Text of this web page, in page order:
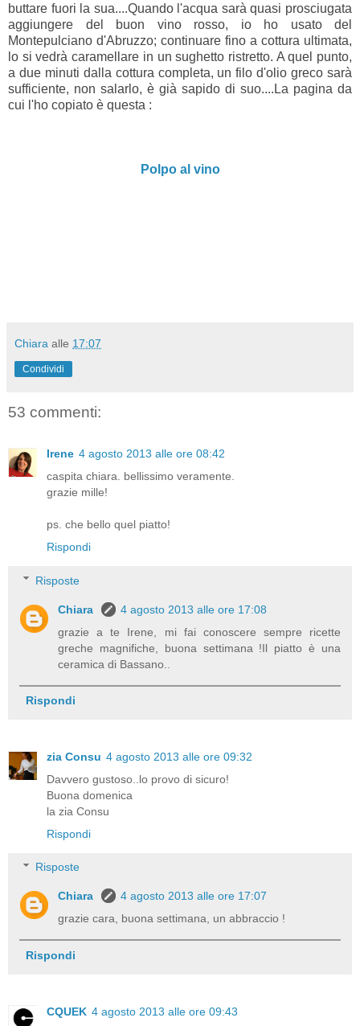
buttare fuori la sua....Quando l'acqua sarà quasi prosciugata
aggiungere del buon vino rosso, io ho usato del
Montepulciano d'Abruzzo; continuare fino a cottura ultimata,
lo si vedrà caramellare in un sughetto ristretto. A quel punto,
a due minuti dalla cottura completa, un filo d'olio greco sarà
sufficiente, non salarlo, è già sapido di suo....La pagina da
cui l'ho copiato è questa :
Polpo al vino
Chiara alle 17:07
Condividi
53 commenti:
Irene 4 agosto 2013 alle ore 08:42
caspita chiara. bellissimo veramente.
grazie mille!
ps. che bello quel piatto!
Rispondi
Risposte
Chiara
4 agosto 2013 alle ore 17:08
grazie a te Irene, mi fai conoscere sempre ricette
greche magnifiche, buona settimana !Il piatto è una
ceramica di Bassano..
Rispondi
zia Consu 4 agosto 2013 alle ore 09:32
Davvero gustoso..lo provo di sicuro!
Buona domenica
la zia Consu
Rispondi
Risposte
Chiara
4 agosto 2013 alle ore 17:07
grazie cara, buona settimana, un abbraccio !
Rispondi
CQUEK 4 agosto 2013 alle ore 09:43